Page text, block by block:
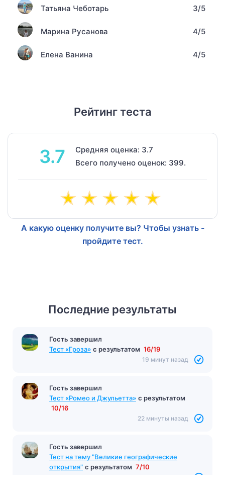
Татьяна Чеботарь 3/5
Марина Русанова 4/5
Елена Ванина 4/5
Рейтинг теста
3.7
Средняя оценка: 3.7
Всего получено оценок: 399.
А какую оценку получите вы? Чтобы узнать -
пройдите тест.
Последние результаты
Гость завершил
Тест «Гроза» с результатом 16/19
19 минут назад
Гость завершил
Тест «Ромео и Джульетта» с результатом
10/16
22 минуты назад
Гость завершил
Тест на тему "Великие географические
открытия" с результатом 7/10